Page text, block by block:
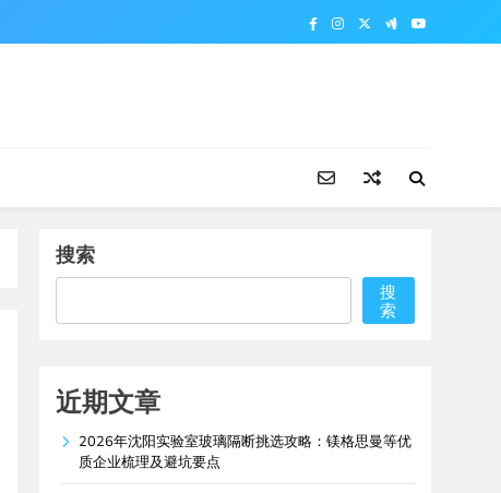
搜索
搜
索
近期文章
2026年沈阳实验室玻璃隔断挑选攻略：镁格思曼等优
质企业梳理及避坑要点